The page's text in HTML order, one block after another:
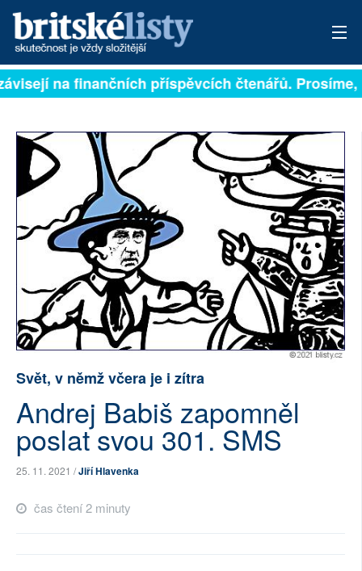
PŘIHLÁSIT
ARCHIV
ROZHOVORY
TÉMATA
NEJČTENĚJŠÍ ZA 7 DNÍ
AUTOŘI
PŘÍSPĚVKY NA PROVOZ
SOCIÁLNÍ SÍTĚ
RUBRIKY
PLNÁ VERZE STRÁNEK
na finančních příspěvcích čtenářů. Prosíme,
Svět, v němž včera je i zítra
Andrej Babiš zapomněl
poslat svou 301. SMS
25. 11. 2021 /Jiří Hlavenka
čas čtení 2 minuty